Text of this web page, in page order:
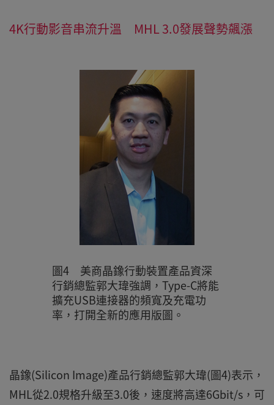
4K行動影音串流升溫 MHL 3.0發展聲勢飆漲
圖4 美商晶鐌行動裝置產品資深
行銷總監郭大瑋強調，Type-C將能
擴充USB連接器的頻寬及充電功
率，打開全新的應用版圖。
晶鐌(Silicon Image)產品行銷總監郭大瑋(圖4)表示，
MHL從2.0規格升級至3.0後，速度將高達6Gbit/s，可